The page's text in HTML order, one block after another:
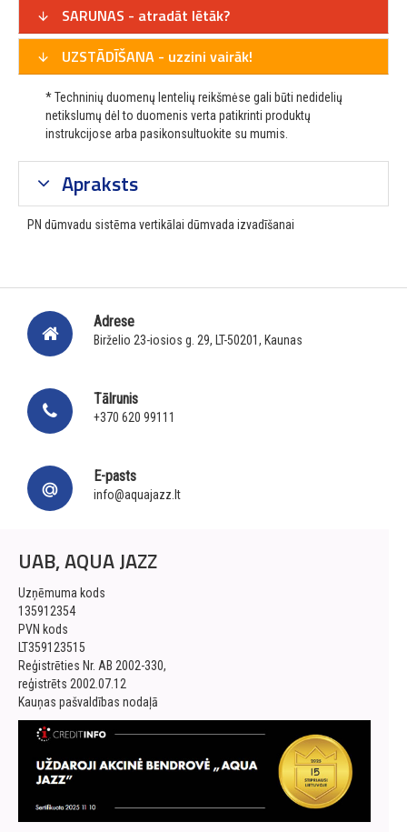
SARUNAS - atradāt lētāk?
UZSTĀDĪŠANA - uzzini vairāk!
* Techninių duomenų lentelių reikšmėse gali būti nedidelių
netikslumų dėl to duomenis verta patikrinti produktų
instrukcijose arba pasikonsultuokite su mumis.
Apraksts
PN dūmvadu sistēma vertikālai dūmvada izvadīšanai
Adrese
Birželio 23-iosios g. 29, LT-50201, Kaunas
Tālrunis
+370 620 99111
E-pasts
info@aquajazz.lt
UAB, AQUA JAZZ
Uzņēmuma kods
135912354
PVN kods
LT359123515
Reģistrēties Nr. AB 2002-330,
reģistrēts 2002.07.12
Kauņas pašvaldības nodaļā